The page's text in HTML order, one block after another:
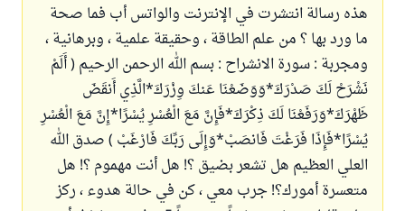
هذه رسالة انتشرت في الإنترنت والواتس أب فما صحة
ما ورد بها ؟ من علم الطاقة ، وحقيقة علمية ، وبرهانية ،
ومجربة : ‏‏سورة الانشراح : بسم الله الرحمن الرحيم ( أَلَمْ
نَشْرَحْ لَكَ صَدْرَكَ*وَوَضَعْنَا عَنكَ وِزْرَكَ*الَّذِي أَنقَضَ
ظَهْرَكَ*وَرَفَعْنَا لَكَ ذِكْرَكَ*فَإِنَّ مَعَ الْعُسْرِ يُسْرًا*إِنَّ مَعَ الْعُسْرِ
يُسْرًا*فَإِذَا فَرَغْتَ فَانصَبْ*وَإِلَى رَبِّكَ فَارْغَبْ ) صدق الله
العلي العظيم هل تشعر بضيق ؟! هل أنت مهموم ؟! هل
متعسرة أمورك؟! جرب معي ، كن في حالة هدوء ، ركز